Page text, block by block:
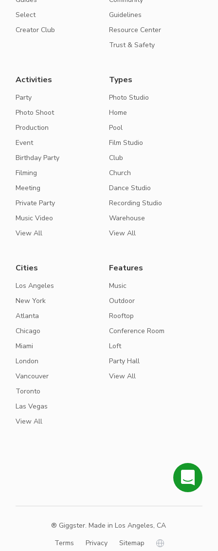
Select
Creator Club
Guidelines
Resource Center
Trust & Safety
Activities
Party
Photo Shoot
Production
Event
Birthday Party
Filming
Meeting
Private Party
Music Video
View All
Types
Photo Studio
Home
Pool
Film Studio
Club
Church
Dance Studio
Recording Studio
Warehouse
View All
Cities
Los Angeles
New York
Atlanta
Chicago
Miami
London
Vancouver
Toronto
Las Vegas
View All
Features
Music
Outdoor
Rooftop
Conference Room
Loft
Party Hall
View All
® Giggster. Made in Los Angeles, CA
Terms
Privacy Sitemap